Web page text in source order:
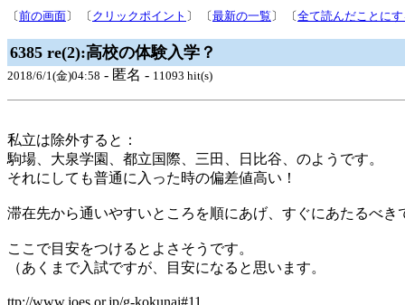
〔前の画面〕 〔 クリックポイント 〕 〔最新の一覧 〕 〔全て読んだことに
6385 re(2):高校の体験入学？
2018/6/1(金)04:58 - 匿名 - 11093 hit(s)
私立は除外すると：
駒場、大泉学園、都立国際、三田、日比谷、のようです。
それにしても普通に入った時の偏差値高い！
滞在先から通いやすいところを順にあげ、すぐにあたるべき
ここで目安をつけるとよさそうです。
（あくまで入試ですが、目安になると思います。
ttp://www.joes.or.jp/g-kokunai#11